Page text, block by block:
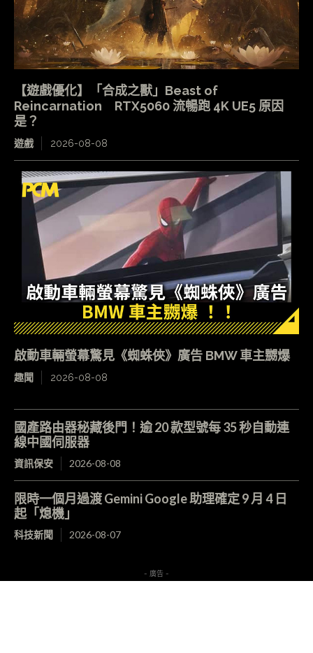
【遊戲優化】「合成之獸」Beast of
Reincarnation RTX5060 流暢跑 4K UE5 原因
是？
遊戲 2026-08-08
啟動車輛螢幕驚見《蜘蛛俠》廣告 BMW 車主嬲爆
趣聞 2026-08-08
國產路由器秘藏後門！逾 20 款型號每 35 秒自動連
線中國伺服器
資訊保安 2026-08-08
限時一個月過渡 Gemini Google 助理確定 9 月 4 日
起「熄機」
科技新聞 2026-08-07
- 廣告 -